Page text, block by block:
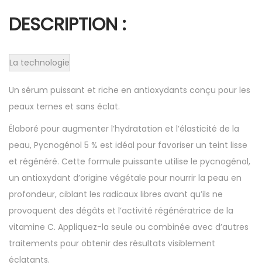
DESCRIPTION :
La technologie
Un sérum puissant et riche en antioxydants conçu pour les
peaux ternes et sans éclat.
Élaboré pour augmenter l’hydratation et l’élasticité de la
peau, Pycnogénol 5 % est idéal pour favoriser un teint lisse
et régénéré. Cette formule puissante utilise le pycnogénol,
un antioxydant d’origine végétale pour nourrir la peau en
profondeur, ciblant les radicaux libres avant qu’ils ne
provoquent des dégâts et l’activité régénératrice de la
vitamine C. Appliquez-la seule ou combinée avec d’autres
traitements pour obtenir des résultats visiblement
éclatants.